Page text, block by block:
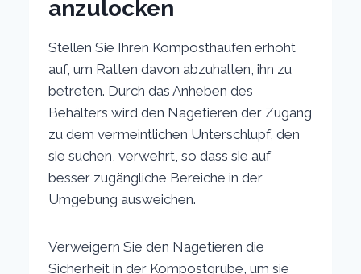
anzulocken
Stellen Sie Ihren Komposthaufen erhöht
auf, um Ratten davon abzuhalten, ihn zu
betreten. Durch das Anheben des
Behälters wird den Nagetieren der Zugang
zu dem vermeintlichen Unterschlupf, den
sie suchen, verwehrt, so dass sie auf
besser zugängliche Bereiche in der
Umgebung ausweichen.
Verweigern Sie den Nagetieren die
Sicherheit in der Kompostgrube, um sie